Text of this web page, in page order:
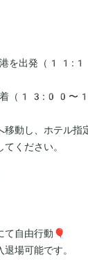
を出発（
着（13:00〜
移動し、ホテル指
ください。
て自由行動🎈
場可能です。